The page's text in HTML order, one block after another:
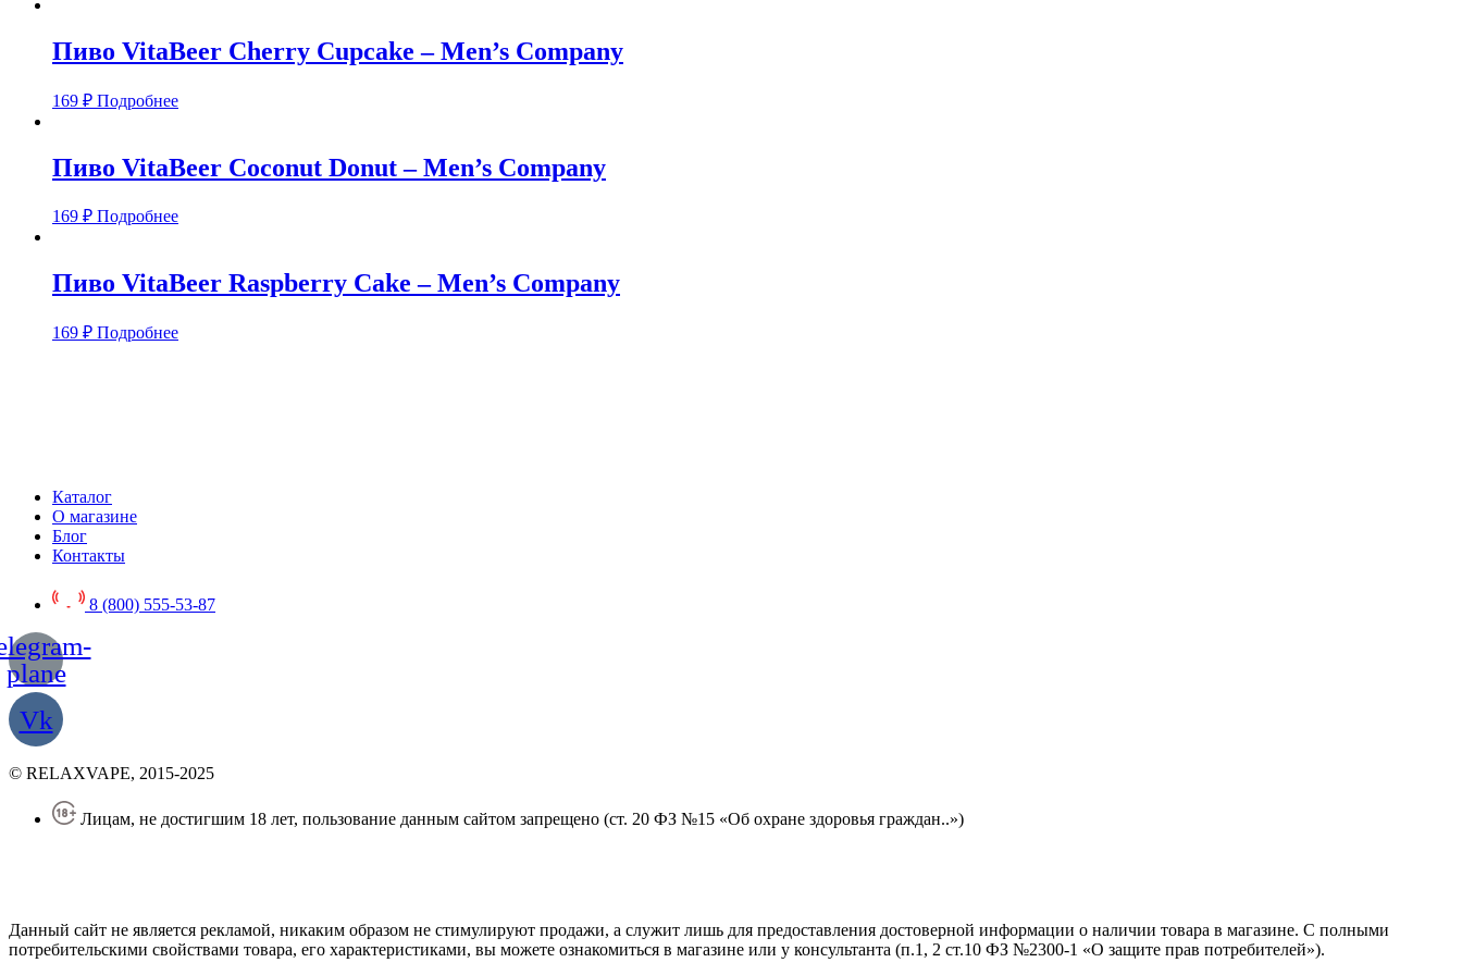
Пиво VitaBeer Cherry Cupcake – Men’s Company
169 ₽ Подробнее
Пиво VitaBeer Coconut Donut – Men’s Company
169 ₽ Подробнее
Пиво VitaBeer Raspberry Cake – Men’s Company
169 ₽ Подробнее
Каталог
О магазине
Блог
Контакты
8 (800) 555-53-87
plane
Vk
© RELAXVAPE, 2015-2025
Лицам, не достигшим 18 лет, пользование данным сайтом запрещено (ст. 20 ФЗ №15 «Об охране здоровья граждан..»)
Данный сайт не является рекламой, никаким образом не стимулируют продажи, а служит лишь для предоставления достоверной информации о наличии товара в магазине. С полными
потребительскими свойствами товара, его характеристиками, вы можете ознакомиться в магазине или у консультанта (п.1, 2 ст.10 ФЗ №2300-1 «О защите прав потребителей»).